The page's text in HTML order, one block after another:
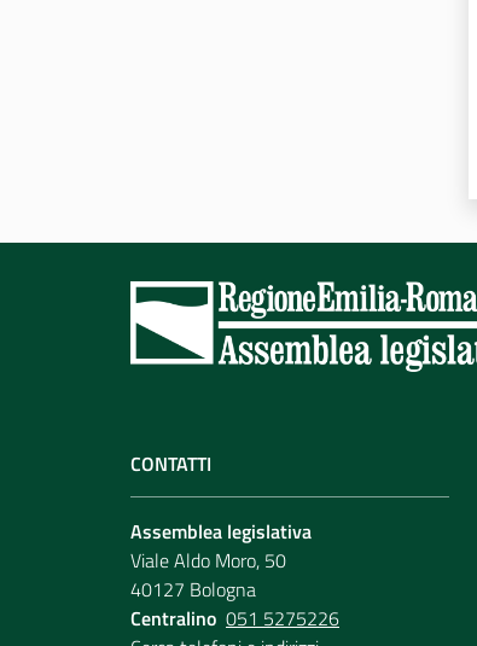
CONTATTI
Assemblea legislativa
Viale Aldo Moro, 50
40127 Bologna
Centralino 051 5275226